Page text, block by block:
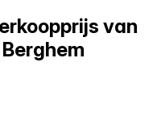
van